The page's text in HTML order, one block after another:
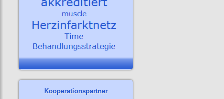
Kooperationspartner